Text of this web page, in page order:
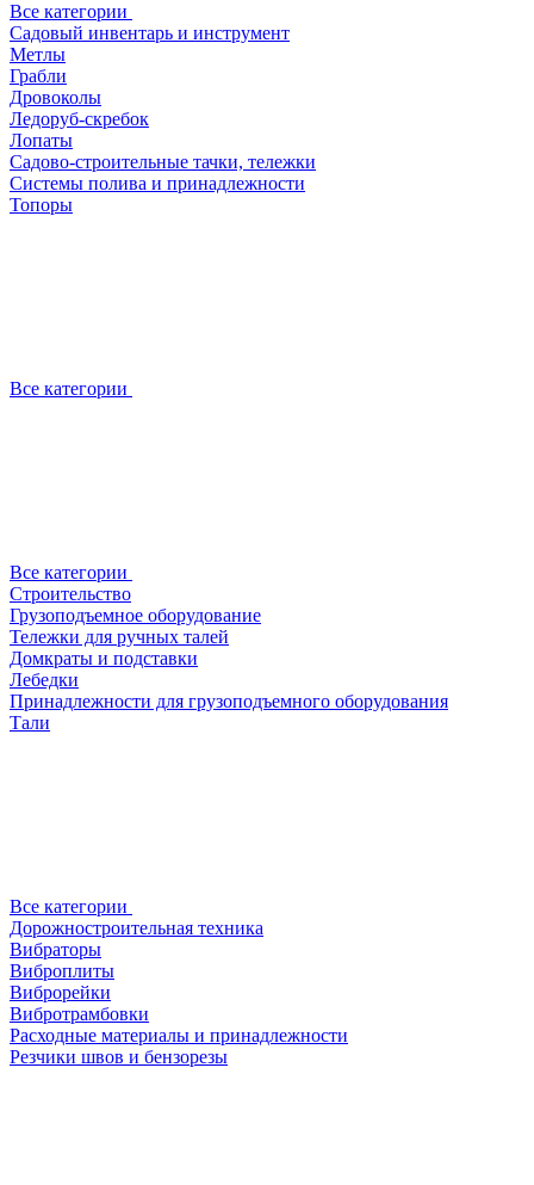
Все категории
Садовый инвентарь и инструмент
Метлы
Грабли
Дровоколы
Ледоруб-скребок
Лопаты
Садово-строительные тачки, тележки
Системы полива и принадлежности
Топоры
Все категории
Все категории
Строительство
Грузоподъемное оборудование
Тележки для ручных талей
Домкраты и подставки
Лебедки
Принадлежности для грузоподъемного оборудования
Тали
Все категории
Дорожностроительная техника
Вибраторы
Виброплиты
Виброрейки
Вибротрамбовки
Расходные материалы и принадлежности
Резчики швов и бензорезы